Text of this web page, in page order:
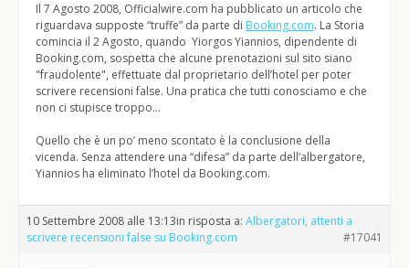
Il 7 Agosto 2008, Officialwire.com ha pubblicato un articolo che
riguardava supposte “truffe” da parte di Booking.com. La Storia
comincia il 2 Agosto, quando Yiorgos Yiannios, dipendente di
Booking.com, sospetta che alcune prenotazioni sul sito siano
"fraudolente", effettuate dal proprietario dell’hotel per poter
scrivere recensioni false. Una pratica che tutti conosciamo e che
non ci stupisce troppo…
Quello che è un po’ meno scontato è la conclusione della
vicenda. Senza attendere una “difesa” da parte dell’albergatore,
Yiannios ha eliminato l’hotel da Booking.com.
10 Settembre 2008 alle 13:13in risposta a: Albergatori, attenti a
scrivere recensioni false su Booking.com
#17041